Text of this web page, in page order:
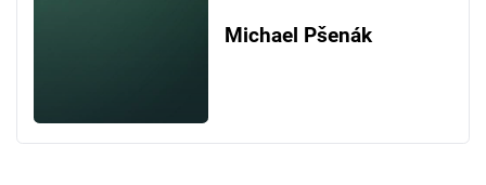
Michael Pšenák